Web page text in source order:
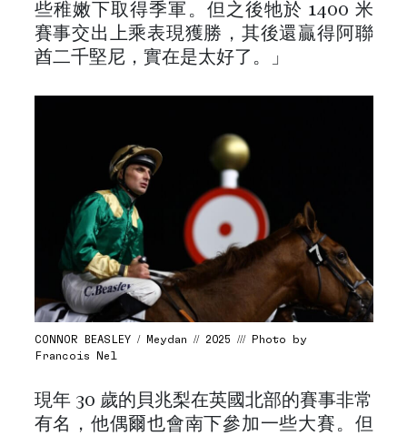
些稚嫩下取得季軍。但之後牠於 1400 米
賽事交出上乘表現獲勝，其後還贏得阿聯
酋二千堅尼，實在是太好了。」
CONNOR BEASLEY / Meydan // 2025 /// Photo by
Francois Nel
現年 30 歲的貝兆梨在英國北部的賽事非常
有名，他偶爾也會南下參加一些大賽。但